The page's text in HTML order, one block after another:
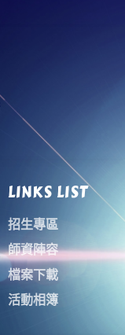
LINKS LIST
招生專區
師資陣容
檔案下載
活動相簿